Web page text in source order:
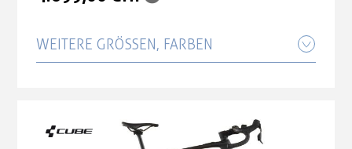
WEITERE GRÖSSEN, FARBEN
4.699,00 CHF